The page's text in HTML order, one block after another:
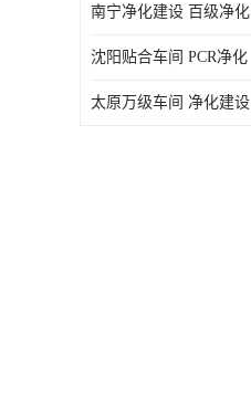
南宁净化建设 百级净化
沈阳贴合车间 PCR净化
太原万级车间 净化建设